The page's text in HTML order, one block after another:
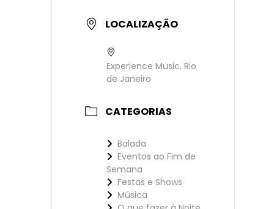
LOCALIZAÇÃO
Experience Music, Rio
de Janeiro
CATEGORIAS
Balada
Eventos ao Fim de
Semana
Festas e Shows
Música